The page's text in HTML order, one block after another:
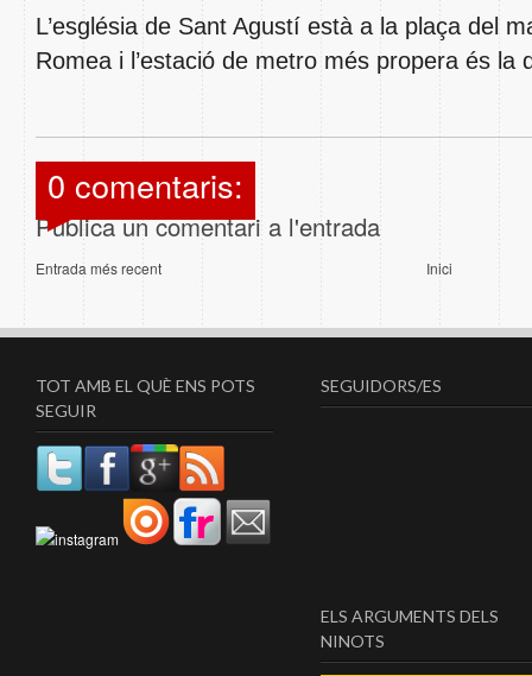
L’església de Sant Agustí està a la plaça del
Romea i l’estació de metro més propera és la
0 comentaris:
Publica un comentari a l'entrada
Entrada més recent Inici
TOT AMB EL QUÈ ENS POTS
SEGUIR
SEGUIDORS/ES
ELS ARGUMENTS DELS
NINOTS